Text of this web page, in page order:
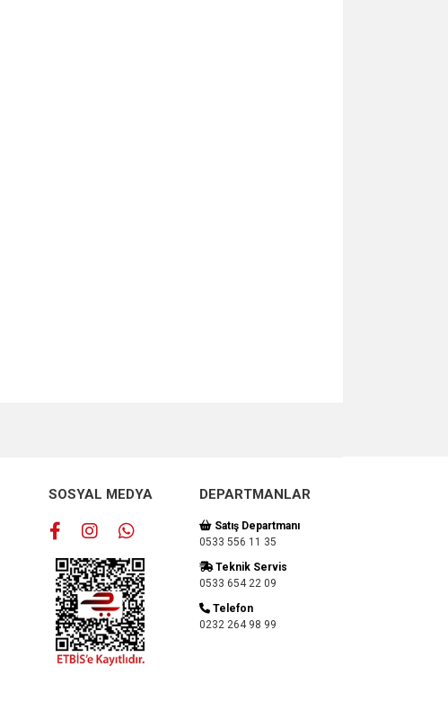
SOSYAL MEDYA DEPARTMANLAR
Satış Departmanı
0533 556 11 35
Teknik Servis
0533 654 22 09
Telefon
0232 264 98 99